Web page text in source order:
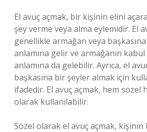
El avuç açmak, bir kişinin elini
şey verme veya alma eylemidir. El
genellikle armağan veya
anlamına gelir ve armağanın
anlamına da gelebilir. Ayrıca, el
başkasına bir şeyler almak için
ifadedir. El avuç açmak, hem sözel
olarak kullanılabilir.
Sözel olarak el avuç açmak, kişinin